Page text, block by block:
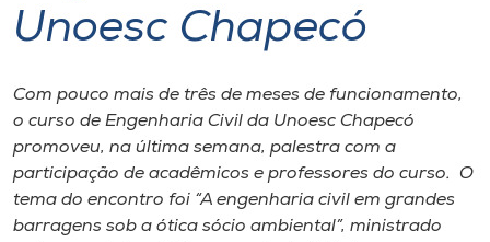
Portal de Ensino
A
Internacionalização
Unoesc Chapecó
Com pouco mais de três de meses de funcionamento,
o curso de Engenharia Civil da Unoesc Chapecó
promoveu, na última semana, palestra com a
participação de acadêmicos e professores do curso. O
tema do encontro foi “A engenharia civil em grandes
barragens sob a ótica sócio ambiental”, ministrado